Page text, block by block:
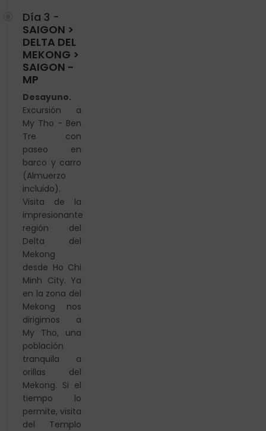
Día 3 -
SAIGON >
DELTA DEL
MEKONG >
SAIGON -
MP
Desayuno.
Excursión a
My Tho - Ben
Tre con
paseo en
barco y carro
(Almuerzo
incluido).
Visita de la
impresionante
región del
Delta del
Mekong
desde Ho Chi
Minh City. Ya
en la zona del
Mekong nos
dirigimos a
My Tho, una
población
tranquila a
orillas del
Mekong. Si el
tiempo lo
permite, visita
del Templo